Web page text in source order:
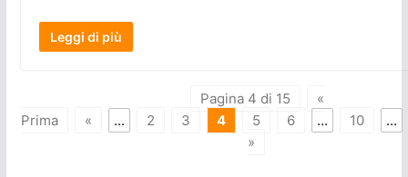
Leggi di più
Pagina 4 di 15
«
Prima
« ... 2 3 4 5 6 ... 10
...
»